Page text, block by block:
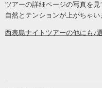
ツアーの詳細ページの写真を見
自然とテンションが上がちゃ
西表島ナイトツアーの他にも♪